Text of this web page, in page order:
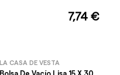
7,74 €
LA CASA DE VESTA